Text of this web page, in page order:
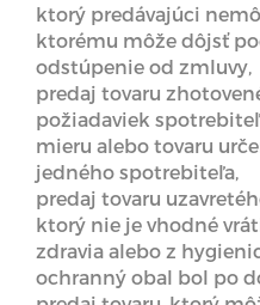
ktorý predávajúci
ktorému môže dôjsť
odstúpenie od zmluvy,
predaj tovaru
požiadaviek
mieru alebo tovaru
jedného spotrebiteľa,
predaj tovaru
ktorý nie je vhodné
zdravia alebo z
ochranný obal bol po